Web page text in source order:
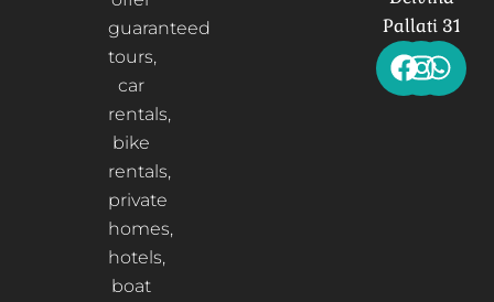
guaranteed
tours,
car
rentals,
bike
rentals,
private
homes,
hotels,
boat
Pallati 31